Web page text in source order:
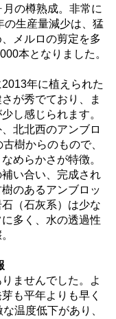
の樽熟成。非常に
の生産量減少は、猛
メルロの剪定を多
本となりました。
年に植えられた
が秀でており、ま
し感じられます。
北北西のアンブロ
樹からのもので、
めらかさが特徴。
い合い、完成され
のあるアンブロッ
（石灰系）は少な
多く、水の透過性
ませんでした。よ
も平年よりも早く
温度低下があり、